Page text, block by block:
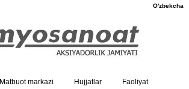
O'zbekcha
Matbuot markazi Hujjatlar Faoliyat